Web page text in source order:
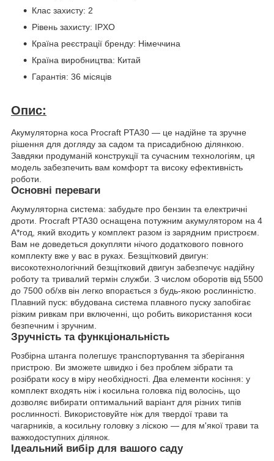
Клас захисту: 2
Рівень захисту: IPXO
Країна реєстрації бренду: Німеччина
Країна виробництва: Китай
Гарантія: 36 місяців
Опис:
Акумуляторна коса Procraft PTA30 — це надійне та зручне
рішення для догляду за садом та присадибною ділянкою.
Завдяки продуманій конструкції та сучасним технологіям, ця
модель забезпечить вам комфорт та високу ефективність
роботи.
Основні переваги
Акумуляторна система: забудьте про бензин та електричні
дроти. Procraft PTA30 оснащена потужним акумулятором на 4
А*год, який входить у комплект разом із зарядним пристроєм.
Вам не доведеться докупляти нічого додаткового повного
комплекту вже у вас в руках. Безщітковий двигун:
високотехнологічний безщітковий двигун забезпечує надійну
роботу та тривалий термін служби. З числом оборотів від 5500
до 7500 об/хв він легко впорається з будь-якою рослинністю.
Плавний пуск: вбудована система плавного пуску запобігає
різким ривкам при включенні, що робить використання коси
безпечним і зручним.
Зручність та функціональність
Розбірна штанга полегшує транспортування та зберігання
пристрою. Ви зможете швидко і без проблем зібрати та
розібрати косу в міру необхідності. Два елементи косіння: у
комплект входять ніж і косильна головка під волосінь, що
дозволяє вибирати оптимальний варіант для різних типів
рослинності. Використовуйте ніж для твердої трави та
чагарників, а косильну головку з ліскою — для м'якої трави та
важкодоступних ділянок.
Ідеальний вибір для вашого саду